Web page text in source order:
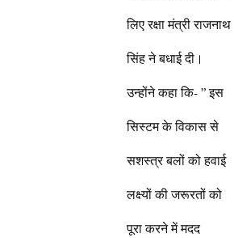
लिए रक्षा मंत्री राजनाथ
सिंह ने बधाई दी।
उन्होंने कहा कि- ” इस
सिस्टम के विकास से
सशस्त्र बलों को हवाई
लक्ष्यों की जरूरतों को
पूरा करने में मदद